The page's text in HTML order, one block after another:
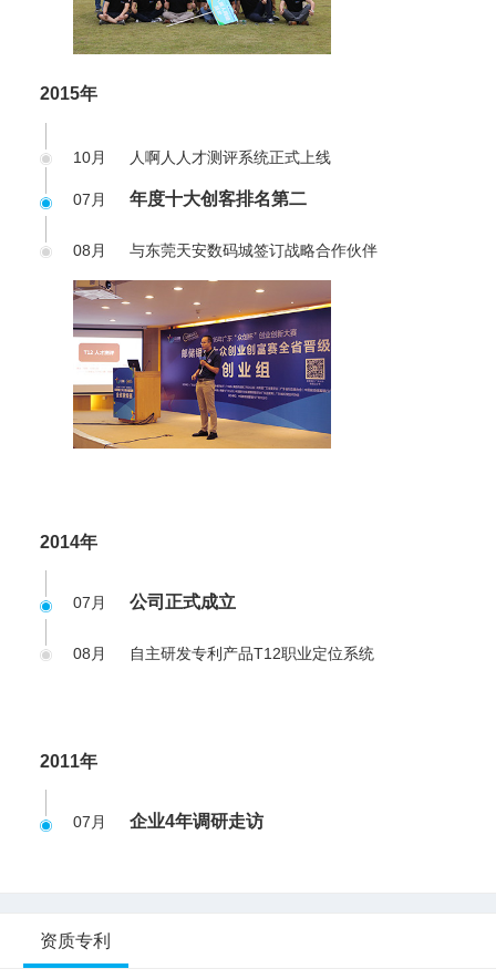
2015年
10月 人啊人人才测评系统正式上线
07月 年度十大创客排名第二
08月 与东莞天安数码城签订战略合作伙伴
2014年
07月 公司正式成立
08月 自主研发专利产品T12职业定位系统
2011年
07月 企业4年调研走访
资质专利